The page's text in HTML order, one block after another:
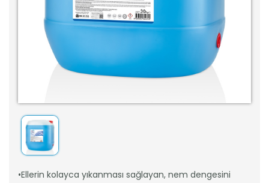
•Ellerin kolayca yıkanması sağlayan, nem dengesini